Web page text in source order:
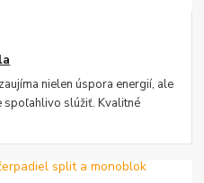
nielen úspora energií, ale
spoľahlivo slúžiť. Kvalitné